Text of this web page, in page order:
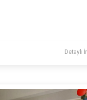
Detaylı